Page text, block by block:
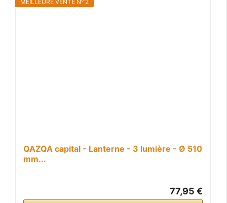
MEILLEURE VENTE N° 2
QAZQA capital - Lanterne - 3 lumière - Ø 510
mm...
77,95 €